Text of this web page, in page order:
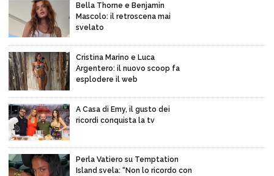
Bella Thorne e Benjamin
Mascolo: il retroscena mai
svelato
Cristina Marino e Luca
Argentero: il nuovo scoop fa
esplodere il web
A Casa di Emy, il gusto dei
ricordi conquista la tv
Perla Vatiero su Temptation
Island svela: “Non lo ricordo con